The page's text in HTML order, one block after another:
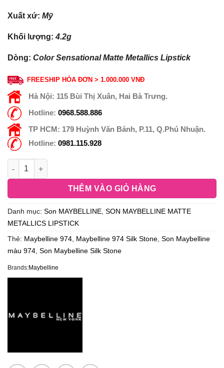
Xuất xứ: Mỹ
Khối lượng:4.2g
Dòng: Color Sensational Matte Metallics Lipstick
FREESHIP HÓA ĐƠN > 1.000.000 VNĐ
Hà Nội: 115 Bùi Thị Xuân, Hai Bà Trưng.
Hotline: 0968.588.886
TP HCM: 179 Huỳnh Văn Bánh, P.11, Q.Phú Nhuận.
Hotline: 0981.115.928
THÊM VÀO GIỎ HÀNG
Danh mục: Son MAYBELLINE SON MAYBELLINE MATTE
METALLICS LIPSTICK
Thẻ: Maybelline 974 Maybelline 974 Silk Stone Son Maybelline
màu 974 Son Maybelline Silk Stone
Brands:Maybelline